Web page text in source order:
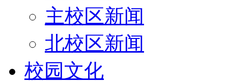
主校区新闻
北校区新闻
校园文化